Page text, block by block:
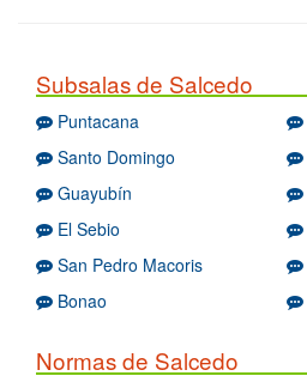
Subsalas de Salcedo
Puntacana
Santo Domingo
Guayubín
El Sebio
San Pedro Macoris
Bonao
Normas de Salcedo